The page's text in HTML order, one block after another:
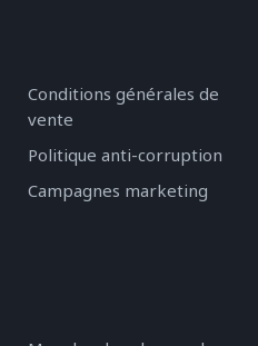
Conditions générales de
vente
Politique anti-corruption
Campagnes marketing